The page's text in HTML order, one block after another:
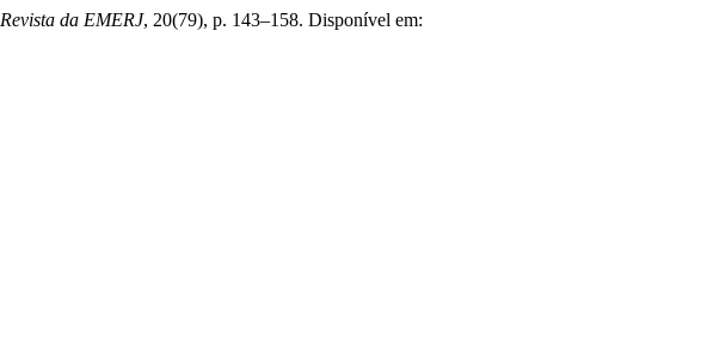
Revista da EMERJ, 20(79), p. 143–158. Disponível em: